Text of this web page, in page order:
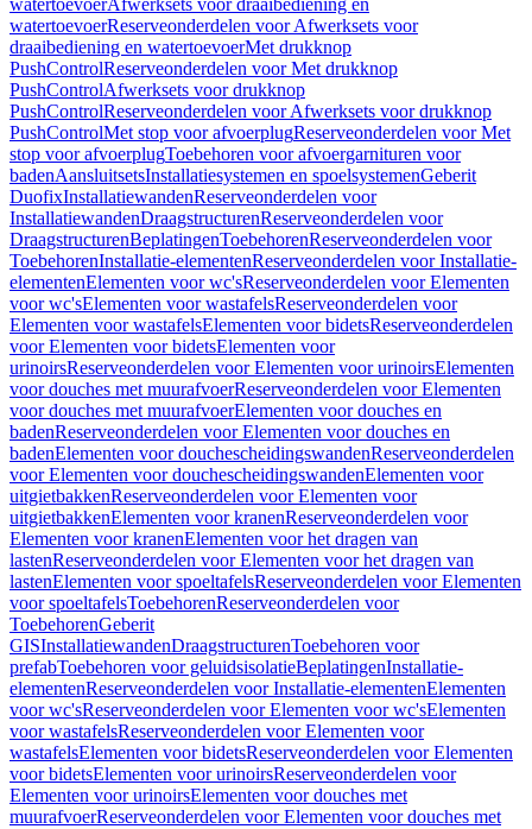
watertoevoerAfwerksets voor draaibediening en
watertoevoerReserveonderdelen voor Afwerksets voor
draaibediening en watertoevoerMet drukknop
PushControlReserveonderdelen voor Met drukknop
PushControlAfwerksets voor drukknop
PushControlReserveonderdelen voor Afwerksets voor drukknop
PushControlMet stop voor afvoerplugReserveonderdelen voor Met
stop voor afvoerplugToebehoren voor afvoergarnituren voor
badenAansluitsetsInstallatiesystemen en spoelsystemenGeberit
DuofixInstallatiewandenReserveonderdelen voor
InstallatiewandenDraagstructurenReserveonderdelen voor
DraagstructurenBeplatingenToebehorenReserveonderdelen voor
ToebehorenInstallatie-elementenReserveonderdelen voor Installatie-
elementenElementen voor wc'sReserveonderdelen voor Elementen
voor wc'sElementen voor wastafelsReserveonderdelen voor
Elementen voor wastafelsElementen voor bidetsReserveonderdelen
voor Elementen voor bidetsElementen voor
urinoirsReserveonderdelen voor Elementen voor urinoirsElementen
voor douches met muurafvoerReserveonderdelen voor Elementen
voor douches met muurafvoerElementen voor douches en
badenReserveonderdelen voor Elementen voor douches en
badenElementen voor douchescheidingswandenReserveonderdelen
voor Elementen voor douchescheidingswandenElementen voor
uitgietbakkenReserveonderdelen voor Elementen voor
uitgietbakkenElementen voor kranenReserveonderdelen voor
Elementen voor kranenElementen voor het dragen van
lastenReserveonderdelen voor Elementen voor het dragen van
lastenElementen voor spoeltafelsReserveonderdelen voor Elementen
voor spoeltafelsToebehorenReserveonderdelen voor
ToebehorenGeberit
GISInstallatiewandenDraagstructurenToebehoren voor
prefabToebehoren voor geluidsisolatieBeplatingenInstallatie-
elementenReserveonderdelen voor Installatie-elementenElementen
voor wc'sReserveonderdelen voor Elementen voor wc'sElementen
voor wastafelsReserveonderdelen voor Elementen voor
wastafelsElementen voor bidetsReserveonderdelen voor Elementen
voor bidetsElementen voor urinoirsReserveonderdelen voor
Elementen voor urinoirsElementen voor douches met
muurafvoerReserveonderdelen voor Elementen voor douches met